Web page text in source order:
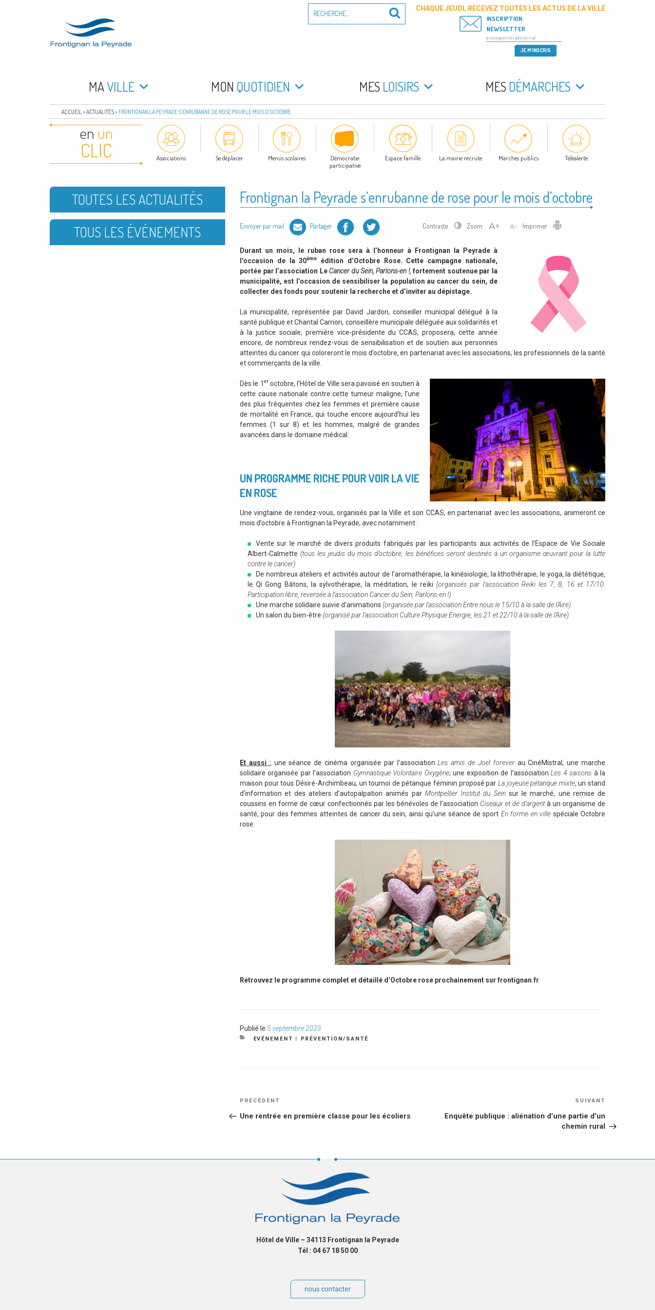
FRONTIGNAN LA PEYRADE
pour
Recherche
CHAQUE JEUDI, RECEVEZ TOUTES LES ACTUS DE LA VILLE
INSCRIPTION
NEWSLETTER
MAVILLE MON QUOTIDIEN MES LOISIRS MES DÉMARCHES
ACCUEIL »ACTUALITÉS» FRONTIGNAN LA PEYRADE S’ENRUBANNE DE ROSE POUR LE MOIS D’OCTOBRE
en un
CLIC Associations Se déplacer Menus scolaires
Démocratie
participative
Espace famille La mairie recrute Marchés publics Téléalerte
Frontignan la Peyrade s’enrubanne de rose pour le mois d’octobre
Envoyer par mail Partager Facebook Twitter Contraste Zoom Imprimer Imprimer
Durant un mois, le ruban rose sera à l’honneur à Frontignan la Peyrade à
l’occasion de la 30ème
édition d’Octobre Rose. Cette campagne nationale,
portée par l’association Le Cancer du Sein, Parlons-en !, fortement soutenue par la
municipalité, est l’occasion de sensibiliser la population au cancer du sein, de
collecter des fonds pour soutenir la recherche et d’inviter au dépistage.
La municipalité, représentée par David Jardon, conseiller municipal délégué à la
santé publique et Chantal Carrion, conseillère municipale déléguée aux solidarités et
à la justice sociale, première vice-présidente du CCAS, proposera, cette année
encore, de nombreux rendez-vous de sensibilisation et de soutien aux personnes
atteintes du cancer qui coloreront le mois d’octobre, en partenariat avec les associations, les professionnels de la santé
et commerçants de la ville.
Dès le 1 er octobre, l’Hôtel de Ville sera pavoisé en soutien à
cette cause nationale contre cette tumeur maligne, l’une
des plus fréquentes chez les femmes et première cause
de mortalité en France, qui touche encore aujourd’hui les
femmes (1 sur 8) et les hommes, malgré de grandes
avancées dans le domaine médical.
UN PROGRAMME RICHE POUR VOIR LA VIE
EN ROSE
Une vingtaine de rendez-vous, organisés par la Ville et son CCAS, en partenariat avec les associations, animeront ce
mois d’octobre à Frontignan la Peyrade, avec notamment :
Vente sur le marché de divers produits fabriqués par les participants aux activités de l’Espace de Vie Sociale
Albert-Calmette (tous les jeudis du mois d’octobre, les bénéfices seront destinés à un organisme œuvrant pour la lutte
contre le cancer).
De nombreux ateliers et activités autour de l’aromathérapie, la kinésiologie, la lithothérapie, le yoga, la diététique,
le Qi Gong Bâtons, la sylvothérapie, la méditation, le reïki(organisés par l’association Reïki les 7, 8, 16 et 17/10.
Participation libre, reversée à l’association Cancer du Sein, Parlons-en !).
Une marche solidaire suivie d’animations (organisée par l’association Entre nous le 15/10 à la salle de l’Aire).
Un salon du bien-être (organisé par l’association Culture Physique Energie, les 21 et 22/10 à la salle de l’Aire).
Et aussi : une séance de cinéma organisée par l’associationLes amis de Joël foreverau CinéMistral, une marche
solidaire organisée par l’association Gymnastique Volontaire Oxygène, une exposition de l’associationLes 4 saisons à la
maison pour tous Désiré-Archimbeau, un tournoi de pétanque féminin proposé par La joyeuse pétanque mixte, un stand
d’information et des ateliers d’autopalpation animés par Montpellier Institut du Seinsur le marché, une remise de
coussins en forme de cœur confectionnés par les bénévoles de l’association Ciseaux et dé d’argentà un organisme de
santé, pour des femmes atteintes de cancer du sein, ainsi qu’une séance de sport En forme en ville spéciale Octobre
rose.
Retrouvez le programme complet et détaillé d’Octobre rose prochainement sur frontignan.fr
Publié le Publié
le
5 septembre 2023
CATÉGORIES
EVÉNEMENT PRÉVENTION/SANTÉ
NAVIGATION
DE
Article
PRÉCÉDENT
Une rentrée en première classe pour les écoliers
SUIVANT
Enquête publique : aliénation d’une partie d’un
chemin rural
TOUTES LES ACTUALITÉS
TOUS LES ÉVÉNEMENTS
Hôtel de Ville – 34113 Frontignan la Peyrade
Tél : 04 67 18 50 00
nous contacter